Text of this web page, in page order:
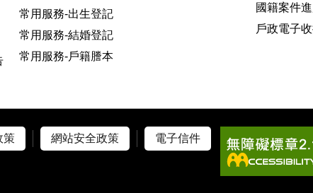
常用服務-出生登記
常用服務-結婚登記
常用服務-戶籍謄本
國籍案件
戶政電子
策 網站安全政策 電子信件